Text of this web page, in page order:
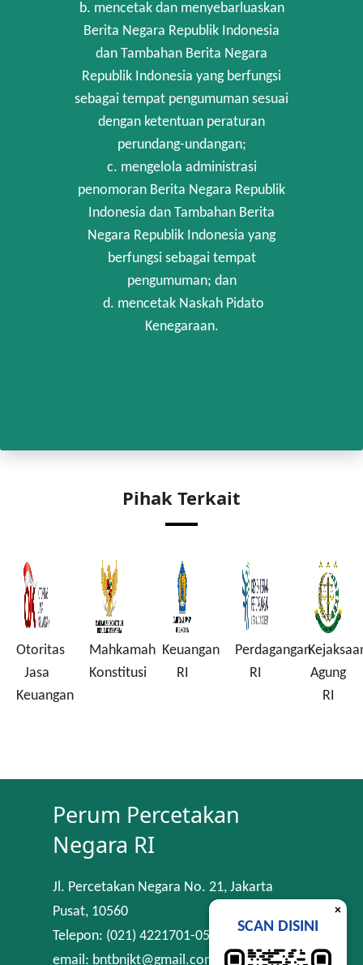
b. mencetak dan menyebarluaskan
Berita Negara Republik Indonesia
dan Tambahan Berita Negara
Republik Indonesia yang berfungsi
sebagai tempat pengumuman sesuai
dengan ketentuan peraturan
perundang-undangan;
c. mengelola administrasi
penomoran Berita Negara Republik
Indonesia dan Tambahan Berita
Negara Republik Indonesia yang
berfungsi sebagai tempat
pengumuman; dan
d. mencetak Naskah Pidato
Kenegaraan.
Pihak Terkait
Mahkamah
Konstitusi
Keuangan
RI
Perdagangan
RI
Kejaksaan
Agung
Komisi
Korupsi
Perum Percetakan
Negara RI
Jl. Percetakan Negara No. 21, Jakarta
Pusat, 10560
Telepon: (021) 4221701-05
email: bntbnjkt@gmail.com
×
SCAN DISINI